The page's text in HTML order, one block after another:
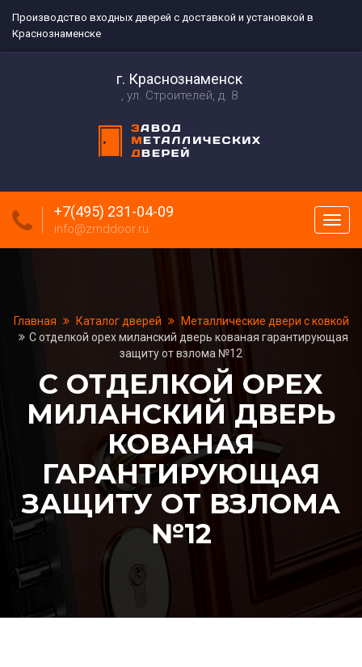
Производство входных дверей с доставкой и установкой в
Краснознаменске
г. Краснознаменск
ул. Строителей, д. 8
меню
+7(495) 231-04-09
info@zmddoor.ru
Главная Каталог дверей
Металлические двери с ковкой
С отделкой орех миланский дверь кованая гарантирующая
защиту от взлома №12
С ОТДЕЛКОЙ ОРЕХ
МИЛАНСКИЙ ДВЕРЬ
КОВАНАЯ
ГАРАНТИРУЮЩАЯ
ЗАЩИТУ ОТ ВЗЛОМА
№12